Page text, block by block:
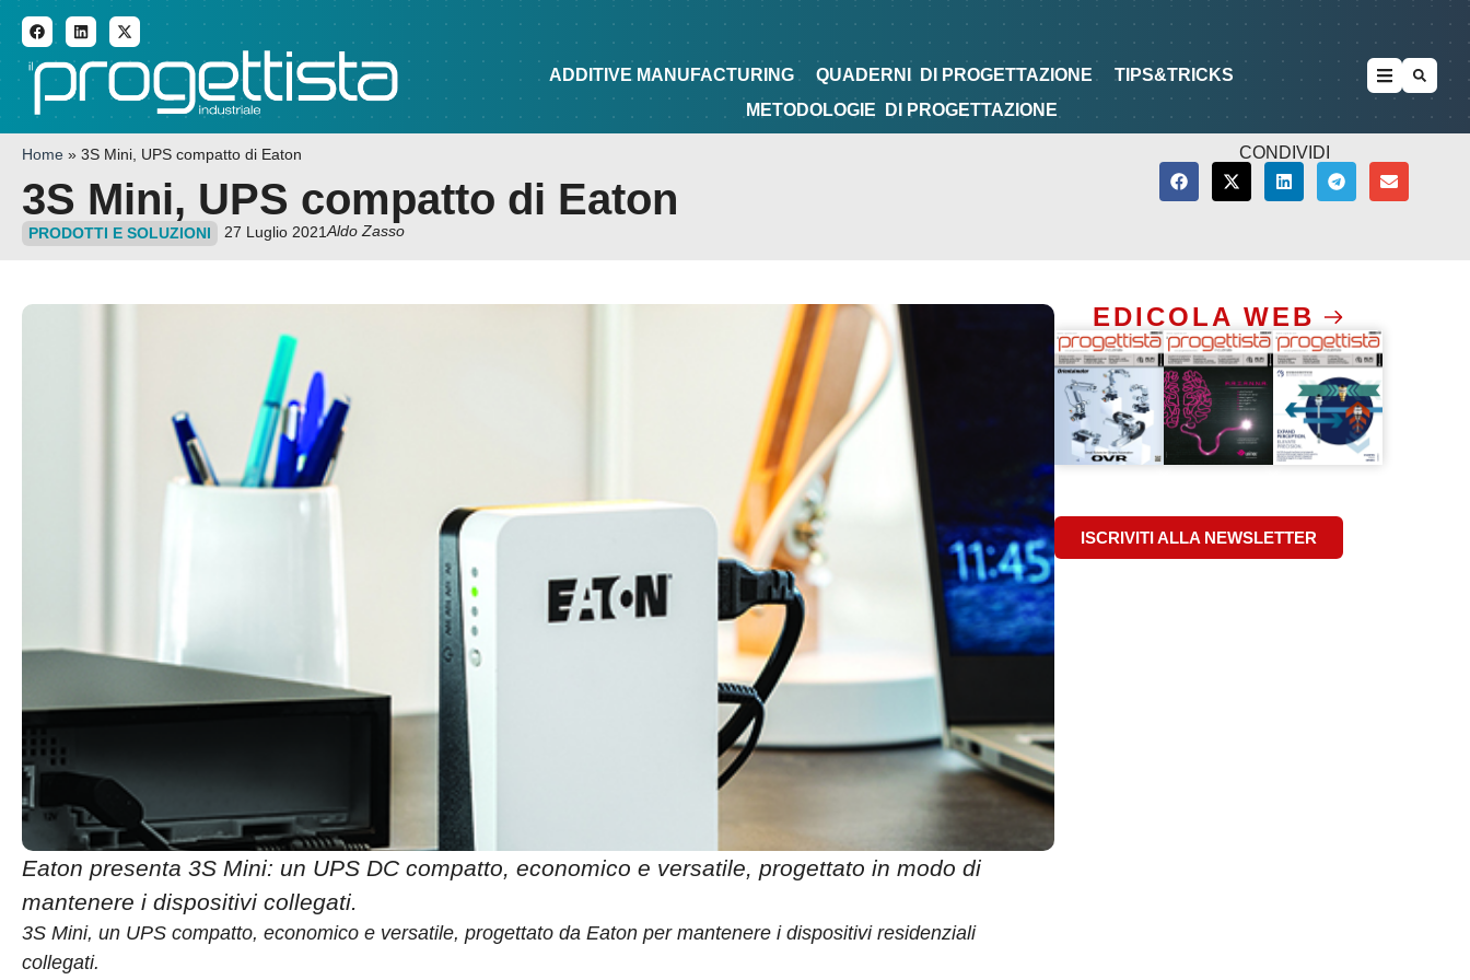
ADDITIVE MANUFACTURING QUADERNI DI PROGETTAZIONE TIPS&TRICKS METODOLOGIE DI PROGETTAZIONE
ADDITIVE MANUFACTURING QUADERNI DI PROGETTAZIONE
TIPS&TRICKS
METODOLOGIE
DI PROGETTAZIONE
Home » 3S Mini, UPS compatto di Eaton
3S Mini, UPS compatto di Eaton
PRODOTTI E SOLUZIONI 27 Luglio 2021Aldo Zasso
CONDIVIDI
Eaton presenta 3S Mini: un UPS DC compatto, economico e versatile, progettato in modo di
mantenere i dispositivi collegati.
3S Mini, un UPS compatto, economico e versatile, progettato da Eaton per mantenere i dispositivi residenziali
collegati.
EDICOLA WEB
ISCRIVITI ALLA NEWSLETTER